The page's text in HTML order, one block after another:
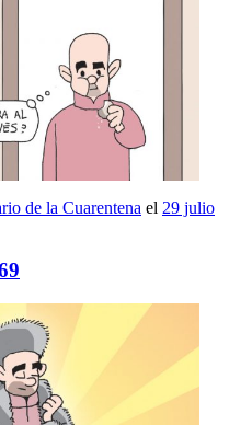
de la Cuarentena el 29 julio